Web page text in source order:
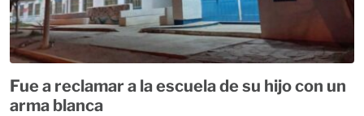
Fue a reclamar a la escuela de su hijo con un
arma blanca